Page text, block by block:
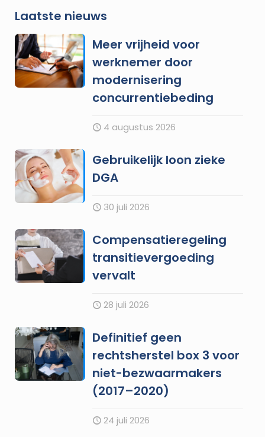
Laatste nieuws
Meer vrijheid voor
werknemer door
modernisering
concurrentiebeding
4 augustus 2026
Gebruikelijk loon zieke
DGA
30 juli 2026
Compensatieregeling
transitievergoeding
vervalt
28 juli 2026
Definitief geen
rechtsherstel box 3 voor
niet-bezwaarmakers
(2017–2020)
24 juli 2026